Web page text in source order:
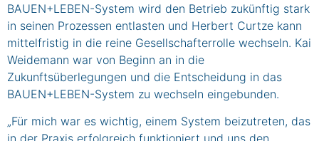
BAUEN+LEBEN-System wird den Betrieb zukünftig stark
in seinen Prozessen entlasten und Herbert Curtze kann
mittelfristig in die reine Gesellschafterrolle wechseln. Kai
Weidemann war von Beginn an in die
Zukunftsüberlegungen und die Entscheidung in das
BAUEN+LEBEN-System zu wechseln eingebunden.
„Für mich war es wichtig, einem System beizutreten, das